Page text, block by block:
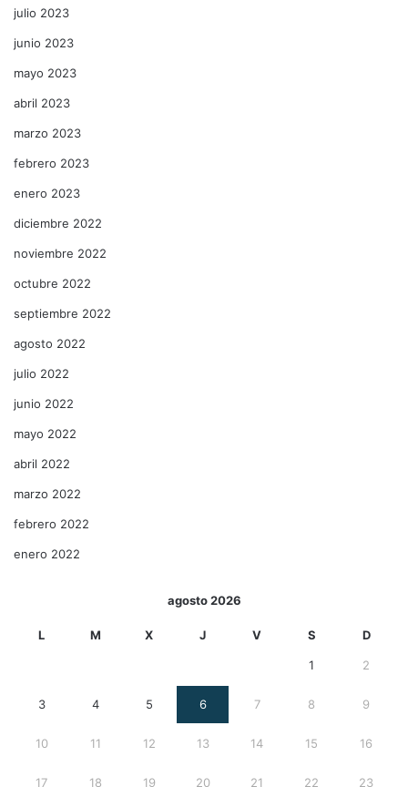
julio 2023
junio 2023
mayo 2023
abril 2023
marzo 2023
febrero 2023
enero 2023
diciembre 2022
noviembre 2022
octubre 2022
septiembre 2022
agosto 2022
julio 2022
junio 2022
mayo 2022
abril 2022
marzo 2022
febrero 2022
enero 2022
agosto 2026
L M X J V S D
1 2
3 4 5 6 7 8 9
10 11 12 13 14 15 16
17 18 19 20 21 22 23